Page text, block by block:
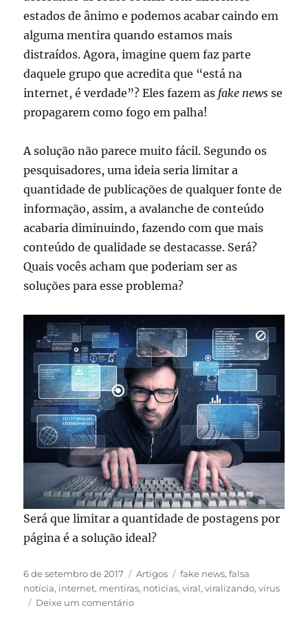
estados de ânimo e podemos acabar caindo em
alguma mentira quando estamos mais
distraídos. Agora, imagine quem faz parte
daquele grupo que acredita que “está na
internet, é verdade”? Eles fazem as fake news se
propagarem como fogo em palha!
A solução não parece muito fácil. Segundo os
pesquisadores, uma ideia seria limitar a
quantidade de publicações de qualquer fonte de
informação, assim, a avalanche de conteúdo
acabaria diminuindo, fazendo com que mais
conteúdo de qualidade se destacasse. Será?
Quais vocês acham que poderiam ser as
soluções para esse problema?
Será que limitar a quantidade de postagens por
página é a solução ideal?
Publicado
em
6 de setembro de 2017 Categorias
Artigos Tags
fake news,falsa
notícia, internet, mentiras, noticias,viral,viralizando,vírus
Deixe um comentárioem